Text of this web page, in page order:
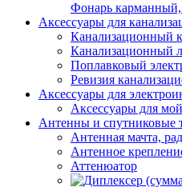
Фонарь карманный,
Аксессуары для
Канализационный
Канализационный
Поплавковый
Ревизия
Аксессуары для
Аксессуары для
Антенны и спутниковые
Антенная мачта,
Антенное
Аттенюатор